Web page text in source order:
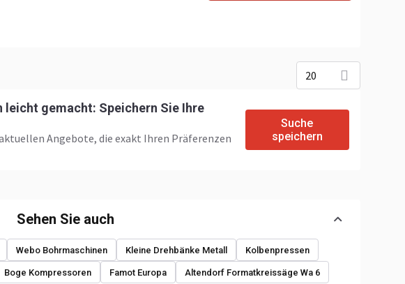
20
gemacht: Speichern Sie Ihre
Angebote, die exakt Ihren Präferenzen
Suche
speichern
Sehen Sie auch
Webo Bohrmaschinen Kleine Drehbänke Metall Kolbenpressen
Boge Kompressoren Famot Europa Altendorf Formatkreissäge Wa 6